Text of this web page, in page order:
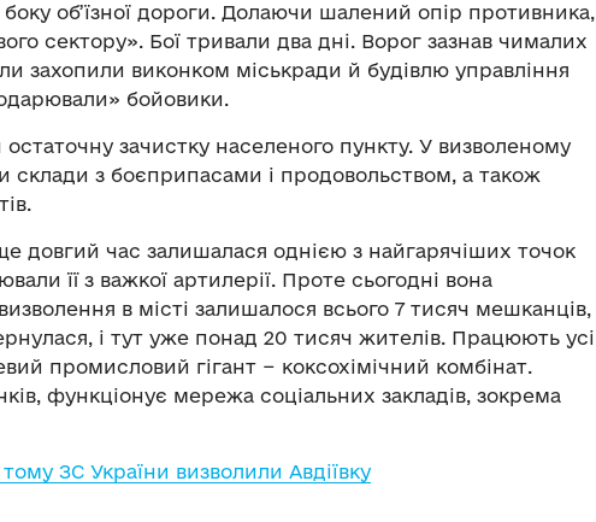
боку об’їзної дороги. Долаючи шалений опір противника,
сектору». Бої тривали два дні. Ворог зазнав чималих
захопили виконком міськради й будівлю управління
бойовики.
зачистку населеного пункту. У визволеному
склади з боєприпасами і продовольством, а також
довгий час залишалася однією з найгарячіших точок
її з важкої артилерії. Проте сьогодні вона
в місті залишалося всього 7 тисяч мешканців,
і тут уже понад 20 тисяч жителів. Працюють усі
промисловий гігант − коксохімічний комбінат.
функціонує мережа соціальних закладів, зокрема
тому ЗС України визволили Авдіївку